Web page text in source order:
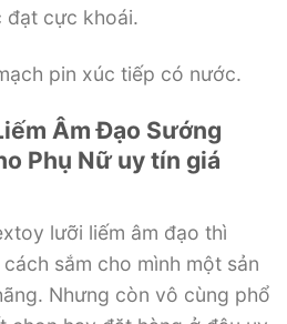
đạt cực khoái.
pin xúc tiếp có nước.
Âm Đạo Sướng
Phụ Nữ uy tín giá
lưỡi liếm âm đạo thì
sắm cho mình một sản
Nhưng còn vô cùng phổ